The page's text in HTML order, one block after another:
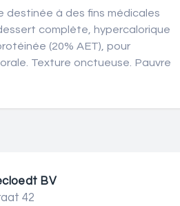
destinée à des fins médicales
complète, hypercalorique
(20% AET), pour
Texture onctueuse. Pauvre
BV
42